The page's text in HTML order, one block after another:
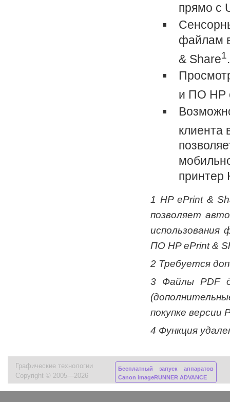
прямо с
файлам
& Share1
и ПО HP
клиента
принтер
1 HP ePrint &
позволяет
использования
ПО HP ePrint &
2 Требуется
3 Файлы PDF
покупке версии
4 Функция
Графические технологии
Copyright © 2005—2026
Бесплатный запуск аппаратов
Canon imageRUNNER ADVANCE